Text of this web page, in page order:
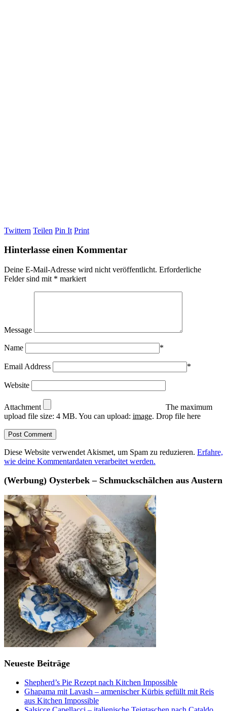
Twittern Teilen Pin It Print
Hinterlasse einen Kommentar
Deine E-Mail-Adresse wird nicht veröffentlicht. Erforderliche
Felder sind mit * markiert
Message
Name *
Email Address *
Website
Attachment
The maximum
upload file size: 4 MB. You can upload: image. Drop file here
Diese Website verwendet Akismet, um Spam zu reduzieren. Erfahre,
wie deine Kommentardaten verarbeitet werden.
(Werbung) Oysterbek – Schmuckschälchen aus Austern
Neueste Beiträge
Shepherd’s Pie Rezept nach Kitchen Impossible
Ghapama mit Lavash – armenischer Kürbis gefüllt mit Reis
aus Kitchen Impossible